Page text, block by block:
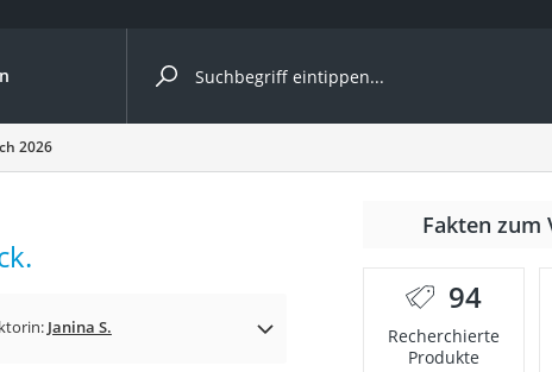
nach Kategorie
2026
Janina S.
Fakten zum
94
Recherchierte
Produkte